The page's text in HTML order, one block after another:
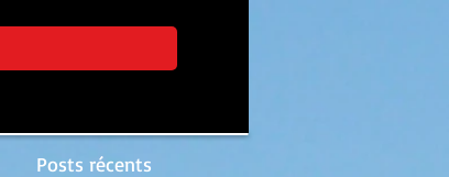
Posts récents